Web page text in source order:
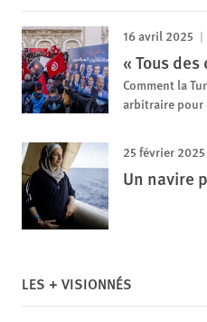
16 avril 2025
« Tous
Comment la
arbitraire pour
25 février 2025
Un navire
LES + VISIONNÉS